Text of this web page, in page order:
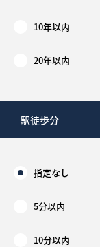
10年以内
20年以内
駅徒歩分
指定なし
5分以内
10分以内